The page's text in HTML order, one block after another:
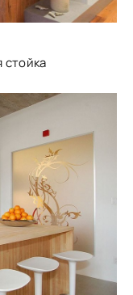
стойка